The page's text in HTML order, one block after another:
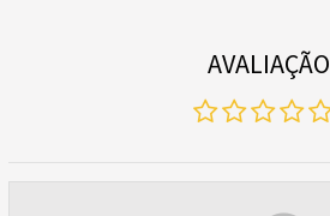
AVALIAÇÃO